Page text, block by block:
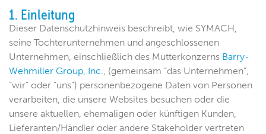
1. Einleitung
Dieser Datenschutzhinweis beschreibt, wie SYMACH,
seine Tochterunternehmen und angeschlossenen
Unternehmen, einschließlich des Mutterkonzerns Barry-
Wehmiller Group, Inc., (gemeinsam “das Unternehmen”,
“wir” oder “uns”) personenbezogene Daten von Personen
verarbeiten, die unsere Websites besuchen oder die
unsere aktuellen, ehemaligen oder künftigen Kunden,
Lieferanten/Händler oder andere Stakeholder vertreten